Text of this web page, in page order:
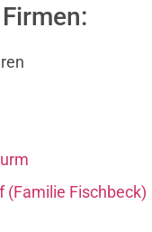
(Familie Fischbeck)